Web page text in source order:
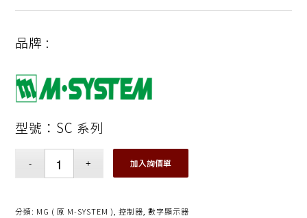
品牌 :
型號：SC 系列
加入詢價單
分類: MG ( 原 M-SYSTEM ) ,控制器 ,數字顯示器